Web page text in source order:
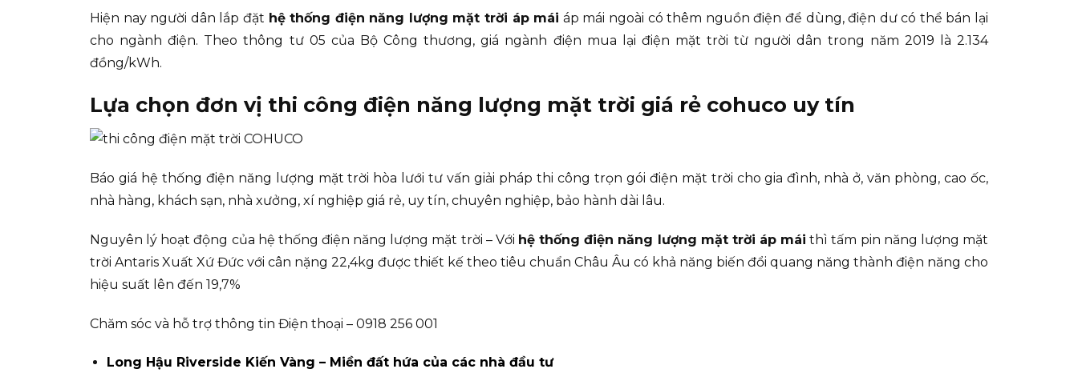
Hiện nay người dân lắp đặt hệ thống điện năng lượng mặt trời áp mái áp mái ngoài có thêm nguồn điện để dùng, điện dư có thể bán lại
cho ngành điện. Theo thông tư 05 của Bộ Công thương, giá ngành điện mua lại điện mặt trời từ người dân trong năm 2019 là 2.134
đồng/kWh.
Lựa chọn đơn vị thi công điện năng lượng mặt trời giá rẻ cohuco uy tín
Báo giá hệ thống điện năng lượng mặt trời hòa lưới tư vấn giải pháp thi công trọn gói điện mặt trời cho gia đình, nhà ở, văn phòng, cao ốc,
nhà hàng, khách sạn, nhà xưởng, xí nghiệp giá rẻ, uy tín, chuyên nghiệp, bảo hành dài lâu.
Nguyên lý hoạt động của hệ thống điện năng lượng mặt trời – Với hệ thống điện năng lượng mặt trời áp mái thì tấm pin năng lượng mặt
trời Antaris Xuất Xứ Đức với cân nặng 22,4kg được thiết kế theo tiêu chuẩn Châu Âu có khả năng biến đổi quang năng thành điện năng cho
hiệu suất lên đến 19,7%
Chăm sóc và hỗ trợ thông tin Điện thoại – 0918 256 001
Long Hậu Riverside Kiến Vàng – Miền đất hứa của các nhà đầu tư